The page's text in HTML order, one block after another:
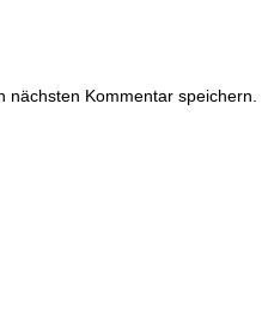
Kommentar speichern.